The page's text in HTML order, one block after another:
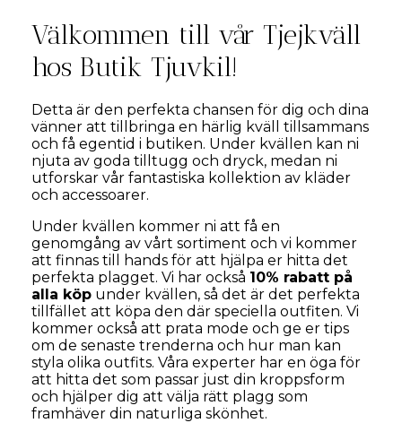
Välkommen till vår Tjejkväll
hos Butik Tjuvkil!
Detta är den perfekta chansen för dig och dina
vänner att tillbringa en härlig kväll tillsammans
och få egentid i butiken. Under kvällen kan ni
njuta av goda tilltugg och dryck, medan ni
utforskar vår fantastiska kollektion av kläder
och accessoarer.
Under kvällen kommer ni att få en
genomgång av vårt sortiment och vi kommer
att finnas till hands för att hjälpa er hitta det
perfekta plagget. Vi har också 10% rabatt på
alla köp under kvällen, så det är det perfekta
tillfället att köpa den där speciella outfiten. Vi
kommer också att prata mode och ge er tips
om de senaste trenderna och hur man kan
styla olika outfits. Våra experter har en öga för
att hitta det som passar just din kroppsform
och hjälper dig att välja rätt plagg som
framhäver din naturliga skönhet.